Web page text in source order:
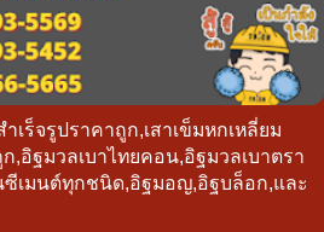
ร็จรูปราคาถูก,เสาเข็มหกเหลี่ยม
,อิฐมวลเบาไทยคอน,อิฐมวลเบาตรา
ซีเมนต์ทุกชนิด,อิฐมอญ,อิฐบล็อก,และ